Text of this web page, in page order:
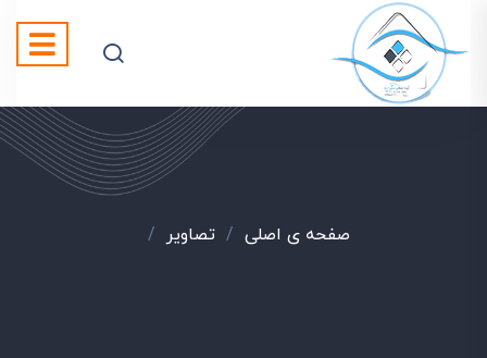
صفحه ی اصلی / تصاویر /